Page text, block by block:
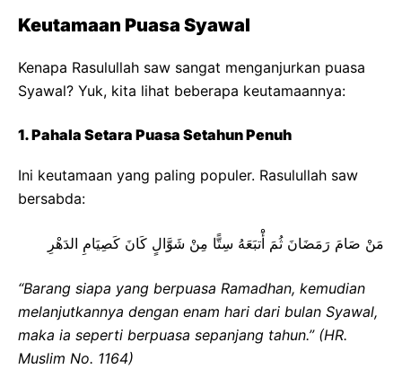
Keutamaan Puasa Syawal
Kenapa Rasulullah saw sangat menganjurkan puasa
Syawal? Yuk, kita lihat beberapa keutamaannya:
1. Pahala Setara Puasa Setahun Penuh
Ini keutamaan yang paling populer. Rasulullah saw
bersabda:
ﻣَﻦْ ﺻَﺎﻡَ ﺭَﻣَﻀَﺎﻥَ ﺛُﻢَ ﺃَْﺗﺒَﻌَﻪُ ﺳِﺘًّﺎ ﻣِﻦْ ﺷَﻮَّﺍﻝٍ ﻛَﺎﻥَ ﻛَﺼِﻴَﺎﻡِ ﺍﻟﺪَﻫْﺮِ
“Barang siapa yang berpuasa Ramadhan, kemudian
melanjutkannya dengan enam hari dari bulan Syawal,
maka ia seperti berpuasa sepanjang tahun.” (HR.
Muslim No. 1164)